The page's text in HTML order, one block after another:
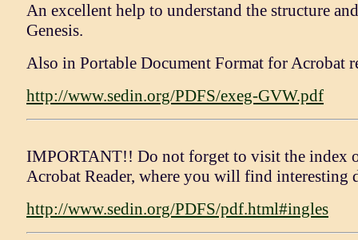
An excellent help to understand the structure
Genesis.
Also in Portable Document Format for Acrobat
http://www.sedin.org/PDFS/exeg-GVW.pdf
IMPORTANT!! Do not forget to visit the index
Acrobat Reader, where you will find interesting
http://www.sedin.org/PDFS/pdf.html#ingles